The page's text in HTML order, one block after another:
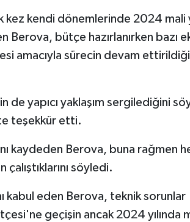
kendi dönemlerinde 2024 mali
bütçe hazırlanırken bazı
amacıyla sürecin devam
de yapıcı yaklaşım sergilediğini
teşekkür etti.
kaydeden Berova, buna rağmen
söyledi.
kabul eden Berova, teknik sorunlar
geçişin ancak 2024 yılında